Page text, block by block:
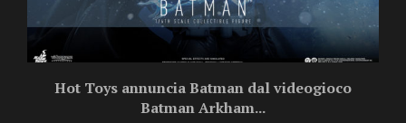
Hot Toys annuncia Batman dal videogioco
Batman Arkham...